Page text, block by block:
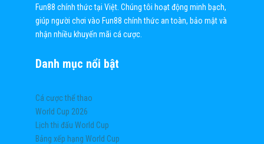
Fun88 chính thức tại Việt. Chúng tôi hoạt động minh bạch,
giúp người chơi vào Fun88 chính thức an toàn, bảo mật và
nhận nhiều khuyến mãi cá cược.
Danh mục nổi bật
Cá cược thể thao
World Cup 2026
Lịch thi đấu World Cup
Bảng xếp hạng World Cup